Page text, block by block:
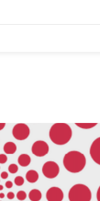
参考硬
环境
地的
基础
VMware
了解MinIO如何
持久数据平台到
的Kubernetes野